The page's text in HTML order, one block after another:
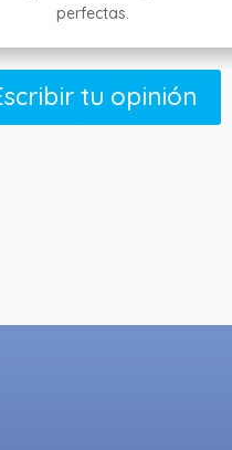
perfectas.
tu opinión